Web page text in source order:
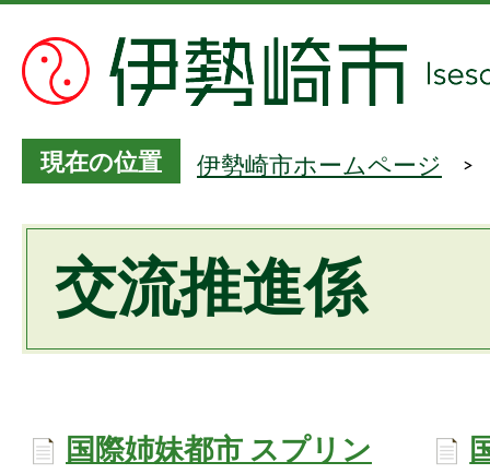
現在の位置 伊勢崎市ホームページ
交流推進係
国際姉妹都市 スプリン